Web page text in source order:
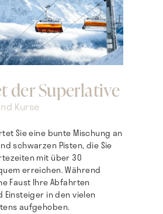
der Superlative
Kurse
Sie eine bunte Mischung an
schwarzen Pisten, die Sie
mit über 30
erreichen. Während
Faust Ihre Abfahrten
Einsteiger in den vielen
aufgehoben.